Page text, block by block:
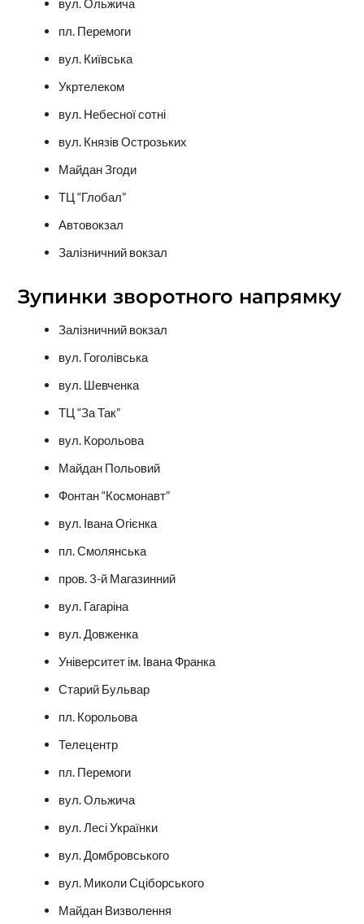
вул. Ольжича
пл. Перемоги
вул. Київська
Укртелеком
вул. Небесної сотні
вул. Князів Острозьких
Майдан Згоди
ТЦ “Глобал”
Автовокзал
Залізничний вокзал
Зупинки зворотного напрямку
Залізничний вокзал
вул. Гоголівська
вул. Шевченка
ТЦ “За Так”
вул. Корольова
Майдан Польовий
Фонтан “Космонавт”
вул. Івана Огієнка
пл. Смолянська
пров. 3-й Магазинний
вул. Гагаріна
вул. Довженка
Університет ім. Івана Франка
Старий Бульвар
пл. Корольова
Телецентр
пл. Перемоги
вул. Ольжича
вул. Лесі Українки
вул. Домбровського
вул. Миколи Сціборського
Майдан Визволення